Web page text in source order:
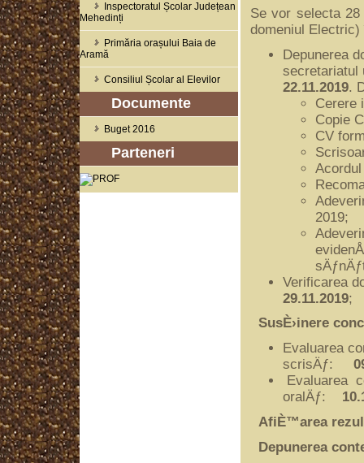
Inspectoratul Școlar Județean
Mehedinți
Primăria orașului Baia de
Aramă
Consiliul Școlar al Elevilor
Documente
Buget 2016
Parteneri
Se vor selecta
domeniul
Depunerea
secretariatul
22.11.2019.
Cerere
Copie
CV
Acordul
2019;
Verificarea
29.11.2019;
SusÈ›inere
Evaluarea
scrisÄƒ:
Evaluarea
oralÄƒ:
AfiÈ™area
Depunerea